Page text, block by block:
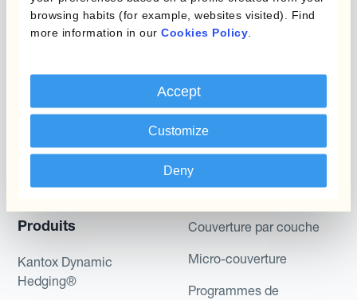
browsing habits (for example, websites visited). Find
more information in our Cookies Policy
Accept
Customize
Deny
or hedging recommendations.
Gestion des Devises
Produits
Kantox Dynamic
Hedging®
Programmes
Couverture par couche
Micro-couverture
Programmes de